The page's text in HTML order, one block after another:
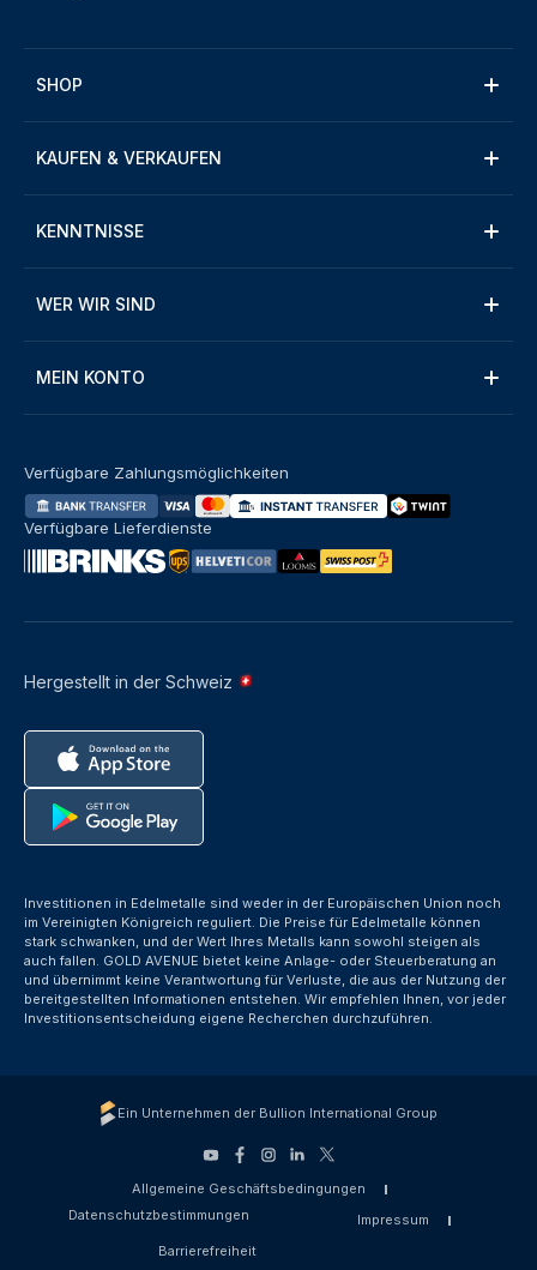
SHOP
KAUFEN & VERKAUFEN
KENNTNISSE
WER WIR SIND
MEIN KONTO
Hergestellt in der Schweiz
Verfügbare Zahlungsmöglichkeiten
Verfügbare Lieferdienste
Investitionen in Edelmetalle sind weder in der Europäischen Union noch
im Vereinigten Königreich reguliert. Die Preise für Edelmetalle können
stark schwanken, und der Wert Ihres Metalls kann sowohl steigen als
auch fallen. GOLD AVENUE bietet keine Anlage- oder Steuerberatung an
und übernimmt keine Verantwortung für Verluste, die aus der Nutzung der
bereitgestellten Informationen entstehen. Wir empfehlen Ihnen, vor jeder
Investitionsentscheidung eigene Recherchen durchzuführen.
Ein Unternehmen der Bullion International Group
Allgemeine Geschäftsbedingungen
Datenschutzbestimmungen
Impressum
Barrierefreiheit